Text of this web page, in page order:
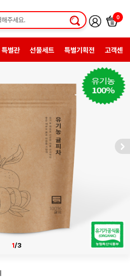
0
특별관 선물세트 특별기획전 고객센터
1/3